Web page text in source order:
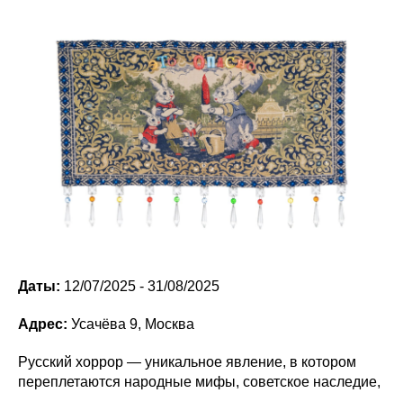
Даты: 12/07/2025 - 31/08/2025
Адрес: Усачёва 9, Москва
Русский хоррор — уникальное явление, в котором
переплетаются народные мифы, советское наследие,